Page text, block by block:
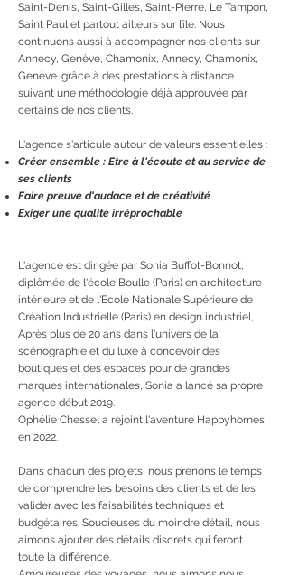
Saint-Denis, Saint-Gilles, Saint-Pierre, Le Tampon,
Saint Paul et partout ailleurs sur l’île. Nous
continuons aussi à accompagner nos clients sur
Annecy, Genève, Chamonix, Annecy, Chamonix,
Genève. grâce à des prestations à distance
suivant une méthodologie déjà approuvée par
certains de nos clients.
L'agence s'articule autour de valeurs essentielles :
Créer ensemble : Etre à l'écoute et au service de
ses clients
Faire preuve d'audace et de créativité
Exiger une qualité irréprochable
L'agence est dirigée par Sonia Buffot-Bonnot,
diplômée de l'école Boulle (Paris) en architecture
intérieure et de l'Ecole Nationale Supérieure de
Création Industrielle (Paris) en design industriel,
Après plus de 20 ans dans l'univers de la
scénographie et du luxe à concevoir des
boutiques et des espaces pour de grandes
marques internationales, Sonia a lancé sa propre
agence début 2019.
Ophélie Chessel a rejoint l'aventure Happyhomes
en 2022.
Dans chacun des projets, nous prenons le temps
de comprendre les besoins des clients et de les
valider avec les faisabilités techniques et
budgétaires. Soucieuses du moindre détail, nous
aimons ajouter des détails discrets qui feront
toute la différence.